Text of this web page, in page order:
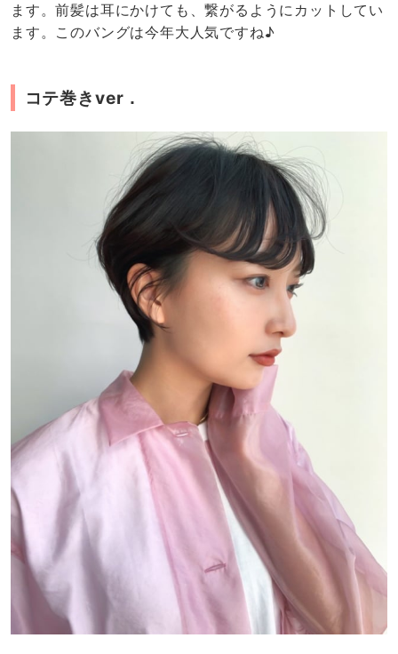
ます。前髪は耳にかけても、繋がるようにカットしてい
ます。このバングは今年大人気ですね♪
コテ巻きver．